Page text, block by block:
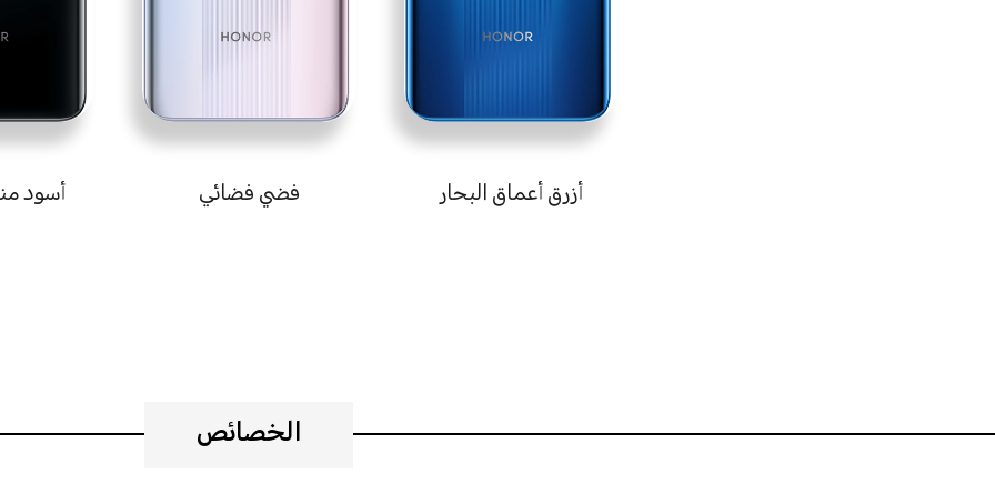
أزرق أعماق البحار فضي فضائي أسود
الخصائص